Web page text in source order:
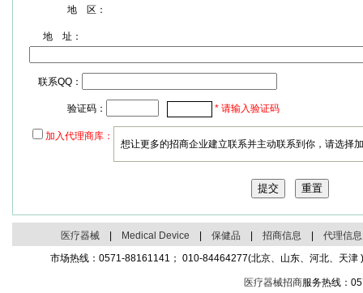
地 区：
地 址：
联系QQ：
验证码： * 请输入验证码
加入代理商库：
想让更多的招商企业建立联系并主动联系到你，请选择
医疗器械| Medical Device 保健品 招商信息 代理信息
市场热线：0571-88161141； 010-84464277(北京、山东、河北、天
医疗器械招商服务热线：